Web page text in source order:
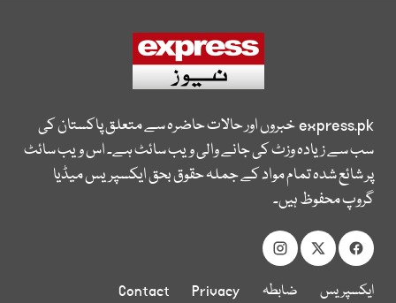
express.pkخبروں اور حالات حاضرہ سے متعلق پاکستان کی
سب سے زیادہ وزٹ کی جانے والی ویب سائٹ ہے۔ اس ویب سائٹ
پر شائع شدہ تمام مواد کے جملہ حقوق بحق ایکسپریس میڈیا
گروپ محفوظ ہیں۔
ایکسپریس
ضابطہ
Privacy
Contact